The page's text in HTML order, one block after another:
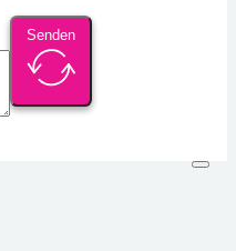
Senden